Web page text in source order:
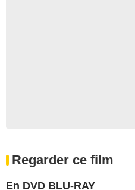
Regarder ce film
En DVD BLU-RAY